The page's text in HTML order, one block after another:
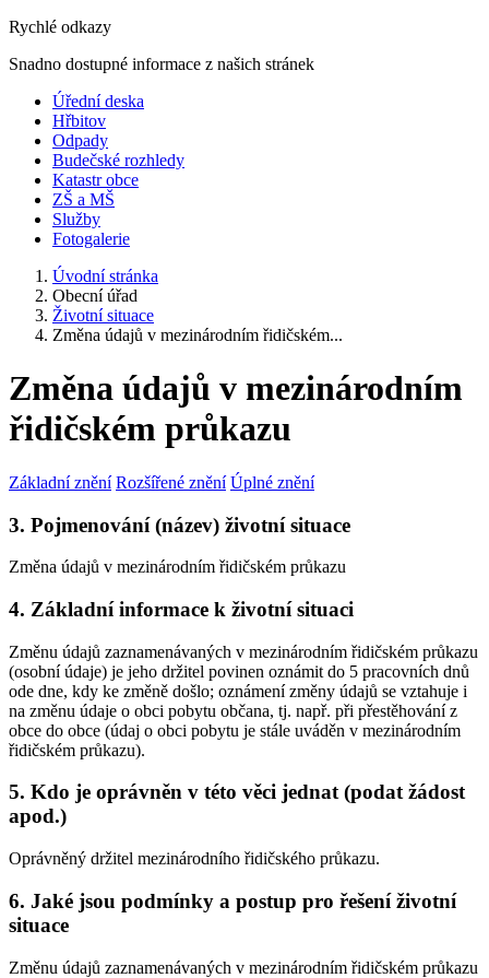
Rychlé odkazy
Snadno dostupné informace z našich stránek
Úřední deska
Hřbitov
Odpady
Budečské rozhledy
Katastr obce
ZŠ a MŠ
Služby
Fotogalerie
Úvodní stránka
Obecní úřad
Životní situace
Změna údajů v mezinárodním řidičském...
Změna údajů v mezinárodním
řidičském průkazu
Základní znění Rozšířené znění Úplné znění
3. Pojmenování (název) životní situace
Změna údajů v mezinárodním řidičském průkazu
4. Základní informace k životní situaci
Změnu údajů zaznamenávaných v mezinárodním řidičském průkazu
(osobní údaje) je jeho držitel povinen oznámit do 5 pracovních dnů
ode dne, kdy ke změně došlo; oznámení změny údajů se vztahuje i
na změnu údaje o obci pobytu občana, tj. např. při přestěhování z
obce do obce (údaj o obci pobytu je stále uváděn v mezinárodním
řidičském průkazu).
5. Kdo je oprávněn v této věci jednat (podat žádost
apod.)
Oprávněný držitel mezinárodního řidičského průkazu.
6. Jaké jsou podmínky a postup pro řešení životní
situace
Změnu údajů zaznamenávaných v mezinárodním řidičském průkazu